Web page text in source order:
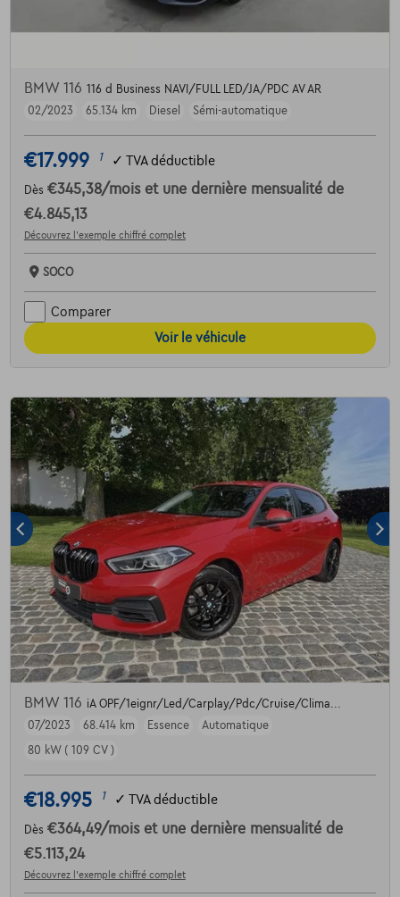
BMW 116 116 d Business NAVI/FULL LED/JA/PDC AV AR
02/2023
65.134 km Diesel Sémi-automatique
€17.999 1 ✓ TVA déductible
Dès €345,38/mois et une dernière mensualité de
€4.845,13
Découvrez l’exemple chiffré complet
SOCO
Comparer
Voir le véhicule
BMW 116 iA OPF/1eignr/Led/Carplay/Pdc/Cruise/Clima...
07/2023
68.414 km Essence
Automatique
80 kW ( 109 CV )
€18.995 1 ✓ TVA déductible
Dès €364,49/mois et une dernière mensualité de
€5.113,24
Découvrez l’exemple chiffré complet